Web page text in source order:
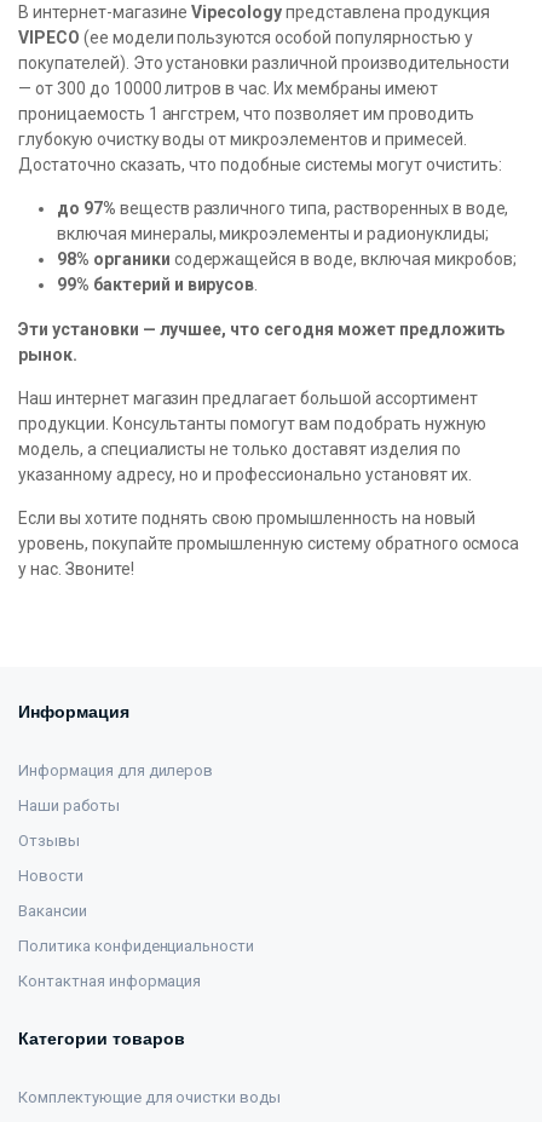
В интернет-магазинеVipecologyпредставлена продукция
VIPECO (ее модели пользуются особой популярностью у
покупателей). Это установки различной производительности
— от 300 до 10000 литров в час. Их мембраны имеют
проницаемость 1 ангстрем, что позволяет им проводить
глубокую очистку воды от микроэлементов и примесей.
Достаточно сказать, что подобные системы могут очистить:
до 97% веществ различного типа, растворенных в воде,
включая минералы, микроэлементы и радионуклиды;
98% органики содержащейся в воде, включая микробов;
99% бактерий и вирусов
Эти установки — лучшее, что сегодня может предложить
рынок.
Наш интернет магазин предлагает большой ассортимент
продукции. Консультанты помогут вам подобрать нужную
модель, а специалисты не только доставят изделия по
указанному адресу, но и профессионально установят их.
Если вы хотите поднять свою промышленность на новый
уровень, покупайте промышленную систему обратного осмоса
у нас. Звоните!
Информация
Информация для дилеров
Наши работы
Отзывы
Новости
Вакансии
Политика конфиденциальности
Контактная информация
Категории товаров
Комплектующие для очистки воды